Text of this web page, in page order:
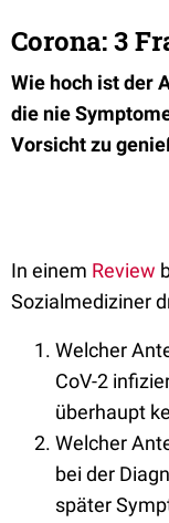
Corona: 3
Wie hoch ist der
die nie
Vorsicht zu
In einem Review
Sozialmediziner
Welcher
CoV-2
überhaupt
Welcher
bei der
später